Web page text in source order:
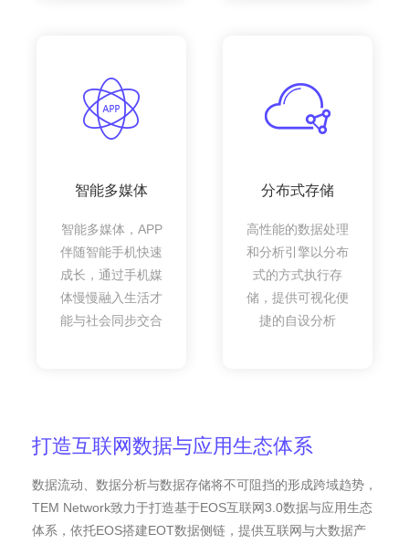
智能多媒体
智能多媒体，APP
伴随智能手机快速
成长，通过手机媒
体慢慢融入生活才
能与社会同步交合
分布式存储
高性能的数据处理
和分析引擎以分布
式的方式执行存
储，提供可视化便
捷的自设分析
打造互联网数据与应用生态体系
数据流动、数据分析与数据存储将不可阻挡的形成跨域趋势，
TEM Network致力于打造基于EOS互联网3.0数据与应用生态
体系，依托EOS搭建EOT数据侧链，提供互联网与大数据产